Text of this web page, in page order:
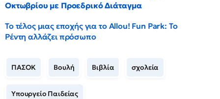
Οκτωβρίου με Προεδρικό Διάταγμα
Το τέλος μιας εποχής για το Allou! Fun Park: Το
Ρέντη αλλάζει πρόσωπο
ΠΑΣΟΚ Βουλή Βιβλία σχολεία
Υπουργείο Παιδείας